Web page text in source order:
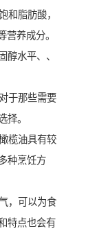
和脂肪酸，
养成分。
醇水平、、
于那些需要
择。
榄油具有较
种烹饪方
，可以为食
特点也会有